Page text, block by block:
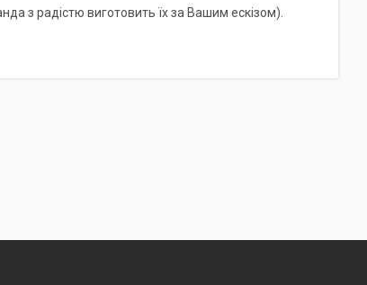
з радістю виготовить їх за Вашим ескізом).